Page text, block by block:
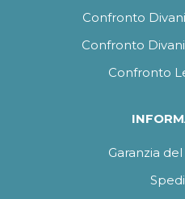
Confronto
Confronto
Confronto
Garanzia